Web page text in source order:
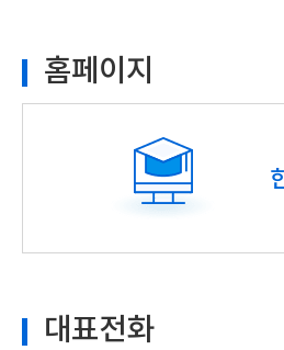
홈페이지
대표전화